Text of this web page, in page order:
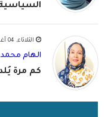
الثلاثاء, 04 أغسطس 2026
الهام محمد
كم مرة يُلدغ الوطن؟